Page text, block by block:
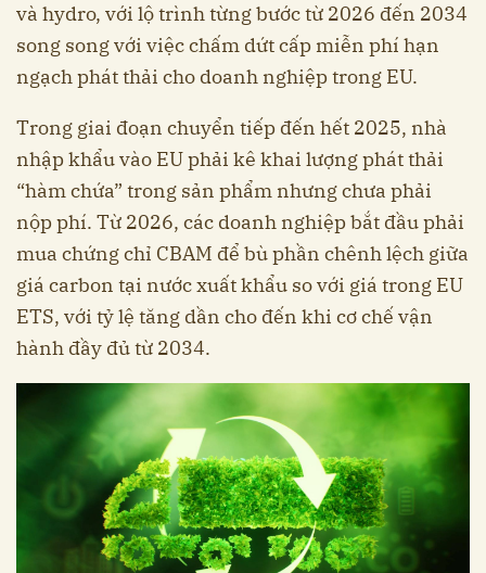
và hydro, với lộ trình từng bước từ 2026 đến 2034
song song với việc chấm dứt cấp miễn phí hạn
ngạch phát thải cho doanh nghiệp trong EU.
Trong giai đoạn chuyển tiếp đến hết 2025, nhà
nhập khẩu vào EU phải kê khai lượng phát thải
“hàm chứa” trong sản phẩm nhưng chưa phải
nộp phí. Từ 2026, các doanh nghiệp bắt đầu phải
mua chứng chỉ CBAM để bù phần chênh lệch giữa
giá carbon tại nước xuất khẩu so với giá trong EU
ETS, với tỷ lệ tăng dần cho đến khi cơ chế vận
hành đầy đủ từ 2034.